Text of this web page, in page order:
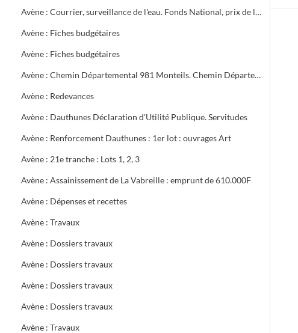
Avène : Courrier, surveillance de l'eau. Fonds National, prix de l'eau
Avène : Fiches budgétaires
Avène : Fiches budgétaires
Avène : Chemin Départemental 981 Monteils. Chemin Départemental 16 entre Mazac et Salindres. Chemin Départemental 981 Méjannes les Alès
Avène : Redevances
Avène : Dauthunes Déclaration d'Utilité Publique. Servitudes
Avène : Renforcement Dauthunes : 1er lot : ouvrages Art
Avène : 21e tranche : Lots 1, 2, 3
Avène : Assainissement de La Vabreille : emprunt de 610.000F
Avène : Dépenses et recettes
Avène : Travaux
Avène : Dossiers travaux
Avène : Dossiers travaux
Avène : Dossiers travaux
Avène : Dossiers travaux
Avène : Travaux